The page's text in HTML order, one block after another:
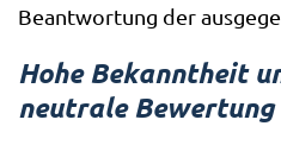
Beantwortung der
Hohe Bekanntheit
neutrale Bewertung